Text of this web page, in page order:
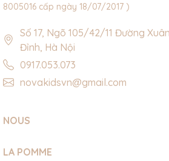
8005016 cấp ngày 18/07/2017 )
Số 17, Ngõ 105/42/11 Đường
Đỉnh, Hà Nội
0917.053.073
novakidsvn@gmail.com
NOUS
LA POMME